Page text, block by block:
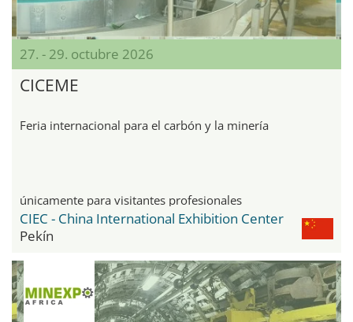
27. - 29. octubre 2026
CICEME
Feria internacional para el carbón y la minería
únicamente para visitantes profesionales
CIEC - China International Exhibition Center
Pekín